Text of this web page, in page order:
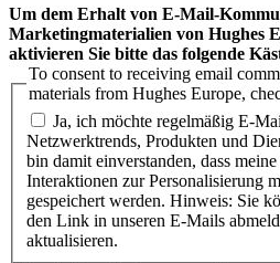
Um dem Erhalt von E-Mail-
Marketingmaterialien von Hughes
aktivieren Sie bitte das folgende
To consent to receiving email
materials from Hughes Europe,
Ja, ich möchte regelmäßig E-
Netzwerktrends, Produkten und
bin damit einverstanden, dass
Interaktionen zur Personalisierung
gespeichert werden. Hinweis: Sie
den Link in unseren E-Mails
aktualisieren.